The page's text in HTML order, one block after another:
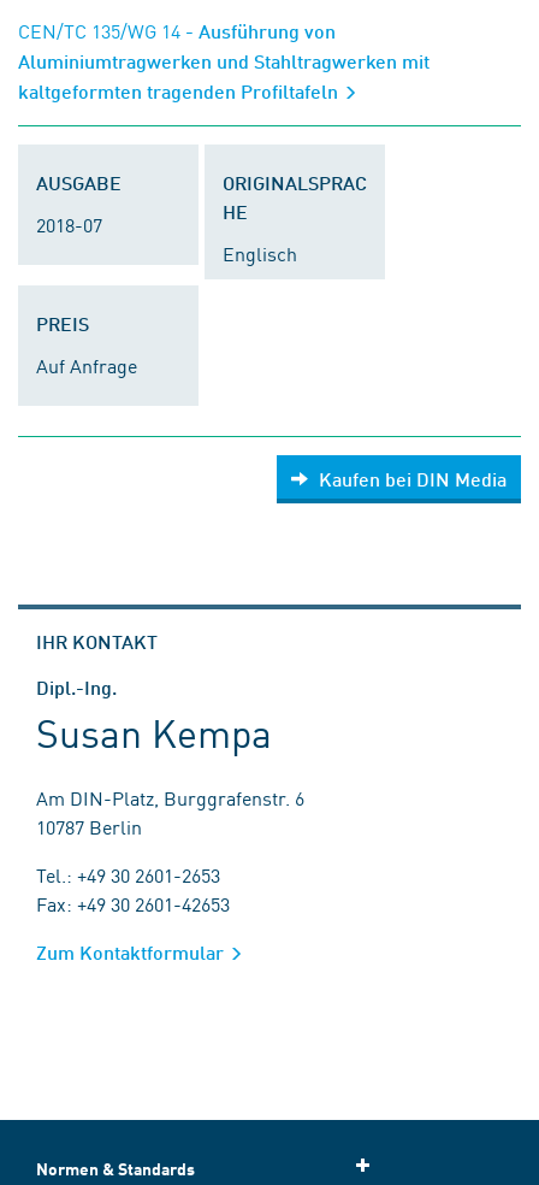
CEN/TC 135/WG 14 - Ausführung von
Aluminiumtragwerken und Stahltragwerken mit
kaltgeformten tragenden Profiltafeln
AUSGABE
2018-07
ORIGINALSPRAC
HE
Englisch
PREIS
Auf Anfrage
Kaufen bei DIN Media
IHR KONTAKT
Dipl.-Ing.
Susan Kempa
Am DIN-Platz, Burggrafenstr. 6
10787 Berlin
Tel.: +49 30 2601-2653
Fax: +49 30 2601-42653
Zum Kontaktformular
Normen & Standards